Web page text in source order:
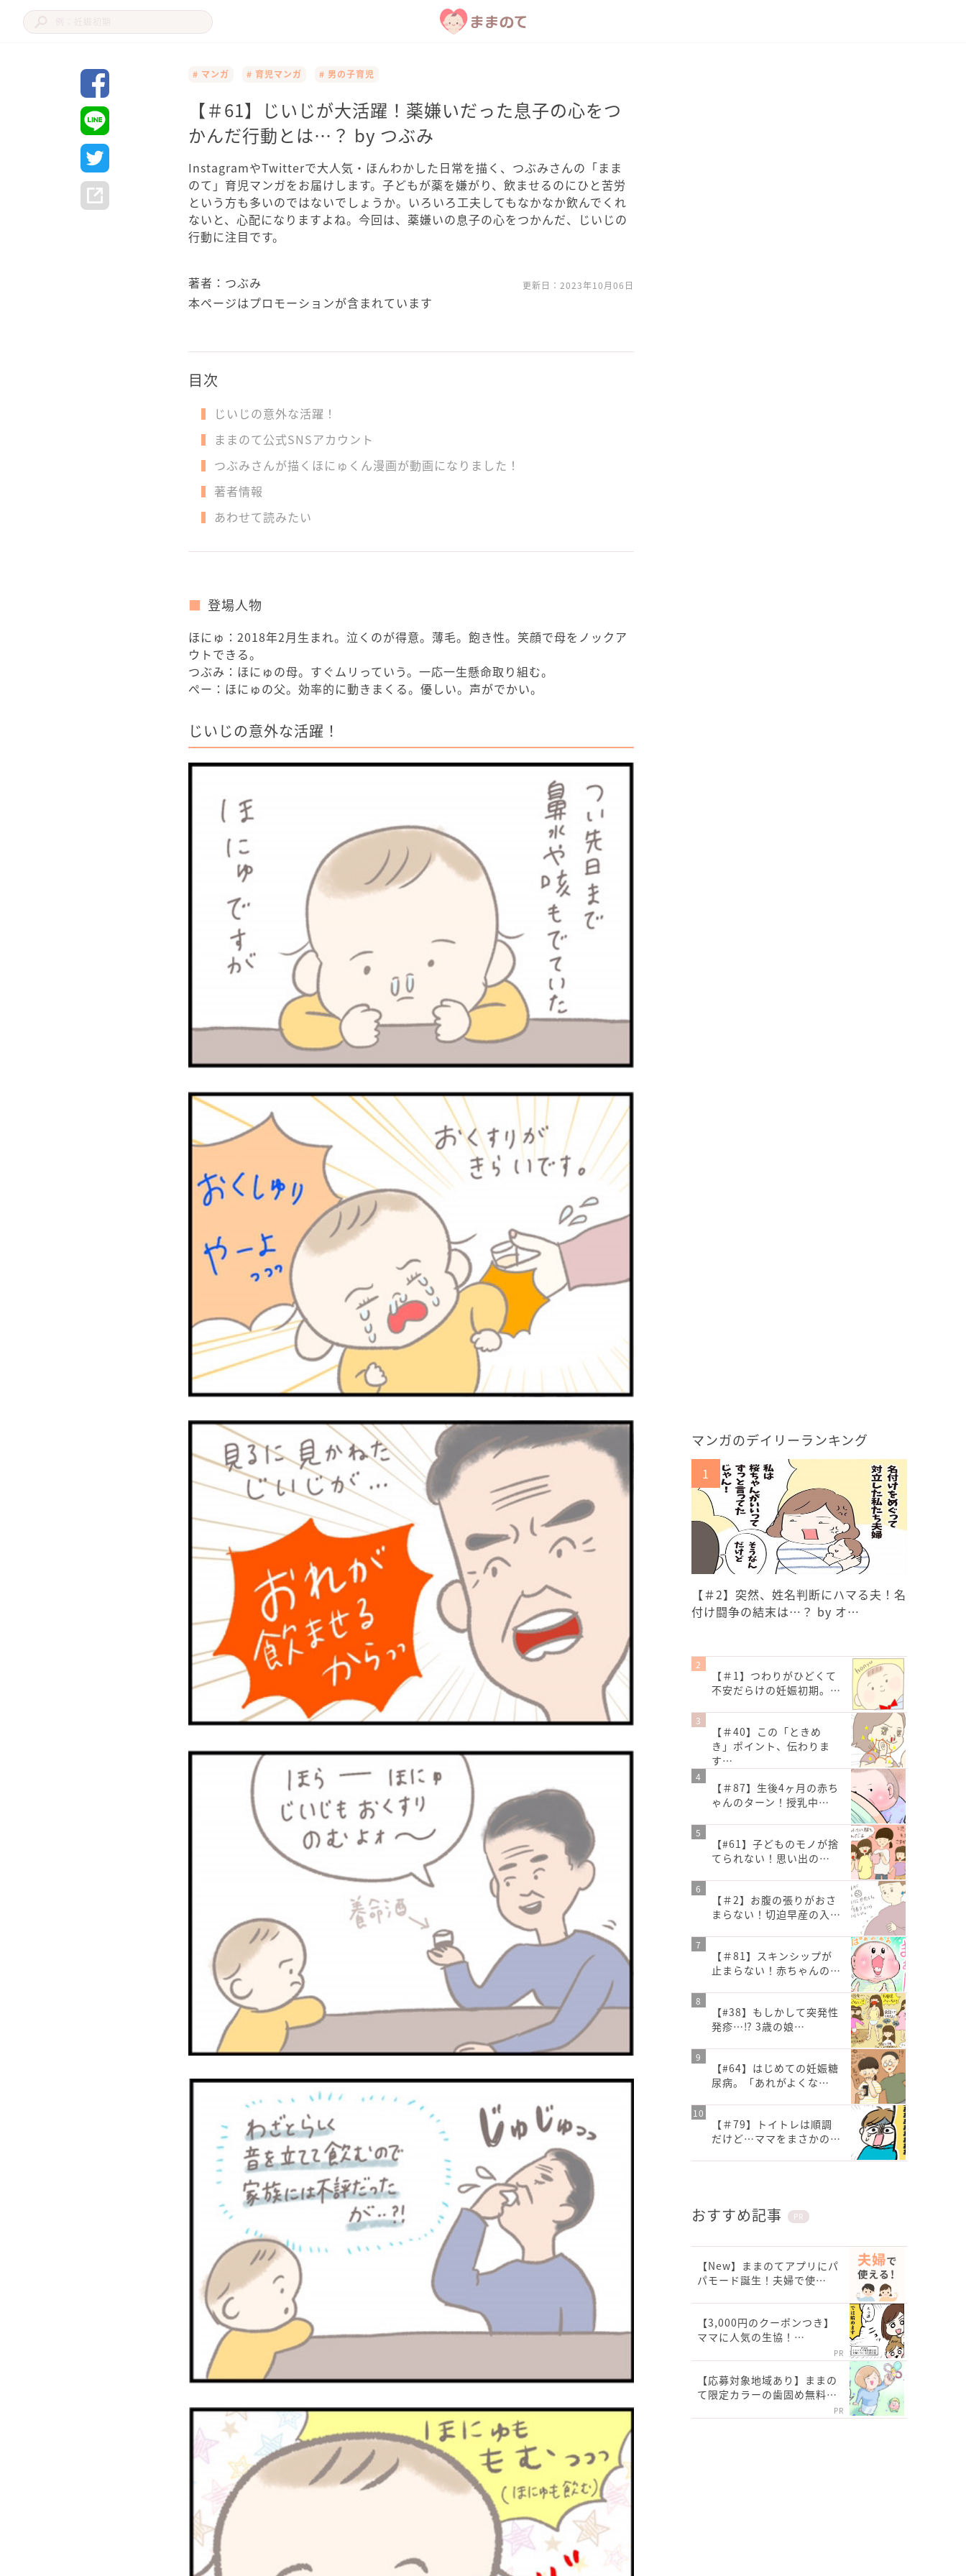
# マンガ # 育児マンガ # 男の子育児
【＃61】じいじが大活躍！薬嫌いだった息子の心をつ
かんだ行動とは…？ by つぶみ
InstagramやTwitterで大人気・ほんわかした日常を描く、つぶみさんの「まま
のて」育児マンガをお届けします。子どもが薬を嫌がり、飲ませるのにひと苦労
という方も多いのではないでしょうか。いろいろ工夫してもなかなか飲んでくれ
ないと、心配になりますよね。今回は、薬嫌いの息子の心をつかんだ、じいじの
行動に注目です。
著者：つぶみ 更新日： 2023年10月06日
本ページはプロモーションが含まれています
目次
じいじの意外な活躍！
ままのて公式SNSアカウント
つぶみさんが描くほにゅくん漫画が動画になりました！
著者情報
あわせて読みたい
登場人物
ほにゅ：2018年2月生まれ。泣くのが得意。薄毛。飽き性。笑顔で母をノックア
ウトできる。
つぶみ：ほにゅの母。すぐムリっていう。一応一生懸命取り組む。
ぺー：ほにゅの父。効率的に動きまくる。優しい。声がでかい。
じいじの意外な活躍！
マンガのデイリーランキング
【＃2】突然、姓名判断にハマる夫！名
付け闘争の結末は…？ by オ…
【＃1】つわりがひどくて
不安だらけの妊娠初期。…
【＃40】この「ときめ
き」ポイント、伝わりま
す…
【＃87】生後4ヶ月の赤ち
ゃんのターン！授乳中…
【#61】子どものモノが捨
てられない！思い出の…
【＃2】お腹の張りがおさ
まらない！切迫早産の入…
【＃81】スキンシップが
止まらない！赤ちゃんの…
【#38】もしかして突発性
発疹…⁉︎ 3歳の娘…
【#64】はじめての妊娠糖
尿病。「あれがよくな…
【＃79】トイトレは順調
だけど…ママをまさかの…
おすすめ記事 PR
【New】ままのてアプリにパ
パモード誕生！夫婦で使…
【3,000円のクーポンつき】
ママに人気の生協！…
PR
【応募対象地域あり】ままの
て限定カラーの歯固め無料…
PR